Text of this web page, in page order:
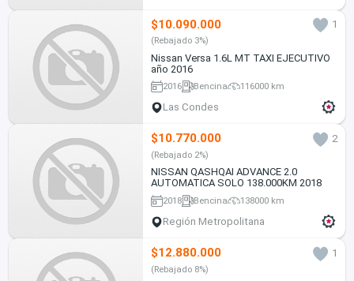
$10.090.000 1
(Rebajado 3%)
Nissan Versa 1.6L MT TAXI EJECUTIVO
año 2016
2016 Bencina 116000 km
Las Condes
$10.770.000 2
(Rebajado 2%)
NISSAN QASHQAI ADVANCE 2.0
AUTOMATICA SOLO 138.000KM 2018
2018 Bencina 138000 km
Región Metropolitana
$12.880.000 1
(Rebajado 8%)